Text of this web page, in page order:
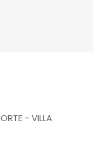
- VILLA